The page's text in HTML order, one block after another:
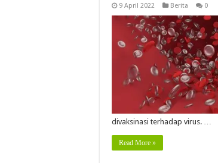
9 April 2022 Berita 0
divaksinasi terhadap virus. …
Read More »